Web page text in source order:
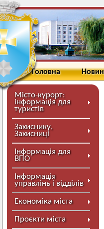
Головна
Місто-курорт:
інформація для
туристів
Захиснику,
Захисниці
Інформація для
ВПО
Інформація
управлінь і відділів
Економіка міста
Проєкти міста